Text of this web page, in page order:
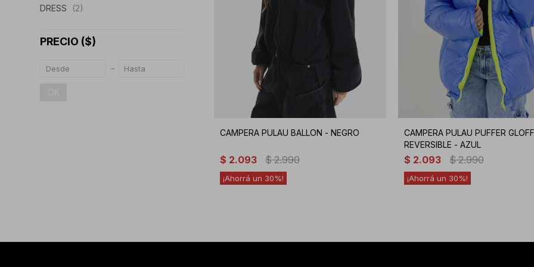
CAMPERA PULAU BALLON - NEGRO
$ 2.093 $ 2.990
30
CAMPERA PULAU PUFFER
REVERSIBLE - AZUL
$ 2.093 $ 2.990
30
DRESS (2)
PRECIO ($)